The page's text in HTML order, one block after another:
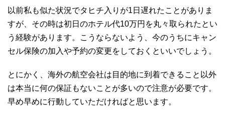
以前私も似た状況でタヒチ入りが1日遅れたことがありま
すが、その時は初日のホテル代10万円を丸々取られたとい
う経験があります。こうならないよう、今のうちにキャン
セル保険の加入や予約の変更をしておくといいでしょう。
とにかく、海外の航空会社は目的地に到着できること以外
は本当に何の保証もないことが多いので注意が必要です。
早め早めに行動していただければと思います。